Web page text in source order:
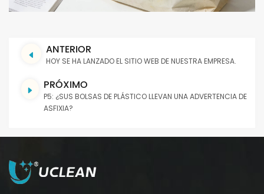
ANTERIOR
HOY SE HA LANZADO EL SITIO WEB DE NUESTRA EMPRESA.
PRÓXIMO
P5: ¿SUS BOLSAS DE PLÁSTICO LLEVAN UNA ADVERTENCIA DE
ASFIXIA?